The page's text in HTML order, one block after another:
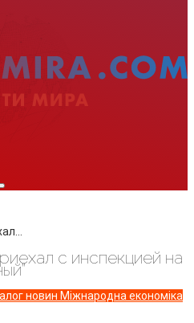
с инспекцией на
новин Міжнародна економіка